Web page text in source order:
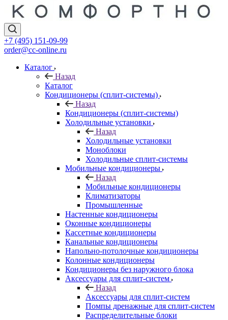
+7 (495) 151-09-99
order@cc-online.ru
Каталог
Назад
Каталог
Кондиционеры (сплит-системы)
Назад
Кондиционеры (сплит-системы)
Холодильные установки
Назад
Холодильные установки
Моноблоки
Холодильные сплит-системы
Мобильные кондиционеры
Назад
Мобильные кондиционеры
Климатизаторы
Промышленные
Настенные кондиционеры
Оконные кондиционеры
Кассетные кондиционеры
Канальные кондиционеры
Напольно-потолочные кондиционеры
Колонные кондиционеры
Кондиционеры без наружного блока
Аксессуары для сплит-систем
Назад
Аксессуары для сплит-систем
Помпы дренажные для сплит-систем
Распределительные блоки